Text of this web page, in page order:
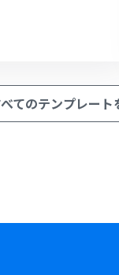
のフォルダに格納しま
のカスタムポイント
では、任意のGoogle
てのテンプレート